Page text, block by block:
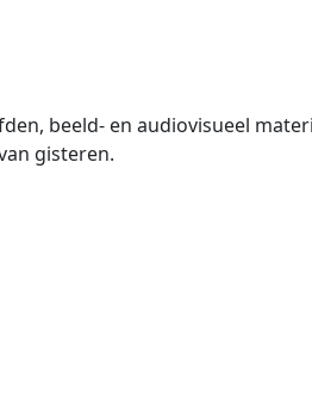
beeld- en audiovisueel
gisteren.